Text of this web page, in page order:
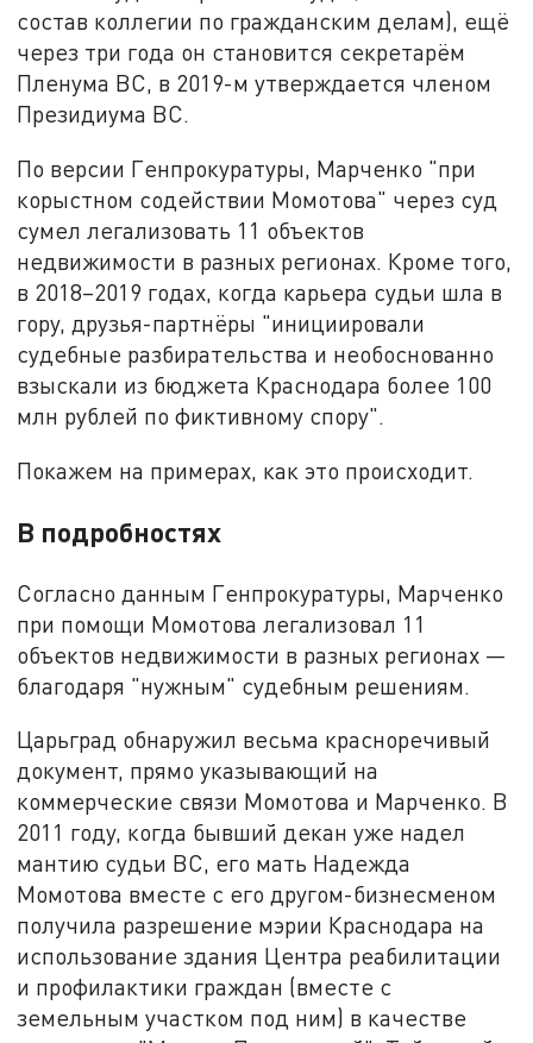
состав коллегии по гражданским делам), ещё
через три года он становится секретарём
Пленума ВС, в 2019-м утверждается членом
Президиума ВС.
По версии Генпрокуратуры, Марченко "при
корыстном содействии Момотова" через суд
сумел легализовать 11 объектов
недвижимости в разных регионах. Кроме того,
в 2018–2019 годах, когда карьера судьи шла в
гору, друзья-партнёры "инициировали
судебные разбирательства и необоснованно
взыскали из бюджета Краснодара более 100
млн рублей по фиктивному спору".
Покажем на примерах, как это происходит.
В подробностях
Согласно данным Генпрокуратуры, Марченко
при помощи Момотова легализовал 11
объектов недвижимости в разных регионах —
благодаря "нужным" судебным решениям.
Царьград обнаружил весьма красноречивый
документ, прямо указывающий на
коммерческие связи Момотова и Марченко. В
2011 году, когда бывший декан уже надел
мантию судьи ВС, его мать Надежда
Момотова вместе с его другом-бизнесменом
получила разрешение мэрии Краснодара на
использование здания Центра реабилитации
и профилактики граждан (вместе с
земельным участком под ним) в качестве